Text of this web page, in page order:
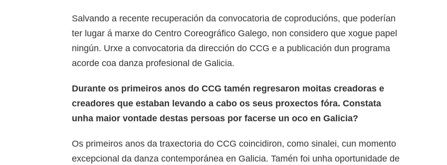
Salvando a recente recuperación da convocatoria de coproducións, que poderían
ter lugar á marxe do Centro Coreográfico Galego, non considero que xogue papel
ningún. Urxe a convocatoria da dirección do CCG e a publicación dun programa
acorde coa danza profesional de Galicia.
Durante os primeiros anos do CCG tamén regresaron moitas creadoras e
creadores que estaban levando a cabo os seus proxectos fóra. Constata
unha maior vontade destas persoas por facerse un oco en Galicia?
Os primeiros anos da traxectoria do CCG coincidiron, como sinalei, cun momento
excepcional da danza contemporánea en Galicia. Tamén foi unha oportunidade de